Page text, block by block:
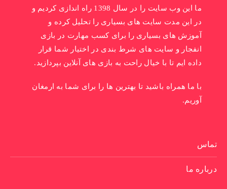
ما این وب سایت را در سال 1398 راه اندازی کردیم و
در این مدت سایت های بسیاری را تحلیل کرده و
آموزش های بسیاری را برای کسب مهارت در بازی
انفجار و سایت های شرط بندی در اختیار شما قرار
داده ایم تا با خیال راحت به بازی های آنلاین بپردازید.
با ما همراه باشید تا بهترین ها را برای شما به ارمغان
آوریم.
تماس
درباره ما